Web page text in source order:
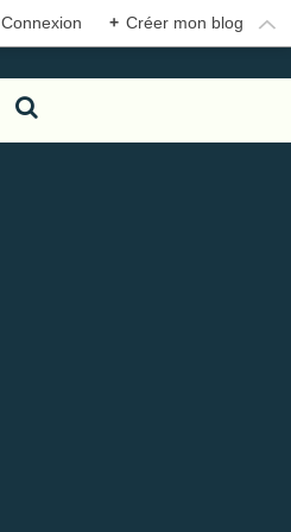
Connexion + Créer mon blog